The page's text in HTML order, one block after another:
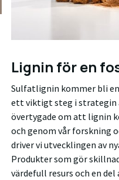
Lignin för en
Sulfatlignin kommer bli
ett viktigt steg i strategin
övertygade om att lignin
och genom vår forskning
driver vi utvecklingen av
Produkter som gör
värdefull resurs och en